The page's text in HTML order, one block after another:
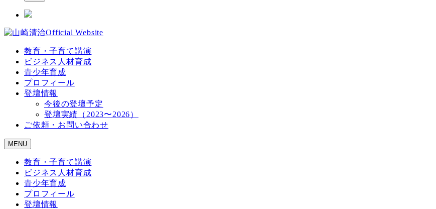
教育・子育て講演
ビジネス人材育成
青少年育成
プロフィール
登壇情報
今後の登壇予定
登壇実績（2023〜2026）
ご依頼・お問い合わせ
MENU
教育・子育て講演
ビジネス人材育成
青少年育成
プロフィール
登壇情報